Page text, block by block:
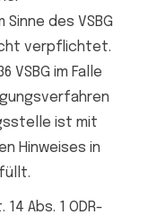
des VSBG
verpflichtet.
VSBG im Falle
ist mit
Hinweises in
Abs. 1 ODR-